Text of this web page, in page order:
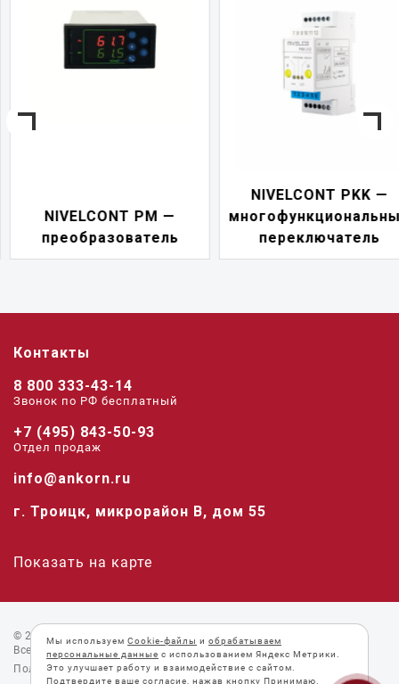
NIVELCONT PM —
преобразователь
NIVELCONT PKK —
переключатель
Контакты
8 800 333-43-14
Звонок по РФ беcплатный
+7 (495) 843-50-93
Отдел продаж
info@ankorn.ru
г. Троицк, микрорайон В, дом 55
Показать на карте
© 2026 «Анкорн».
Все права защищены.
Пользовательское соглашение
Мы используем Cookie-файлы и обрабатываем
персональные данные с использованием Яндекс Метрики.
Это улучшает работу и взаимодействие с сайтом.
Подтвердите ваше согласие, нажав кнопку Принимаю.